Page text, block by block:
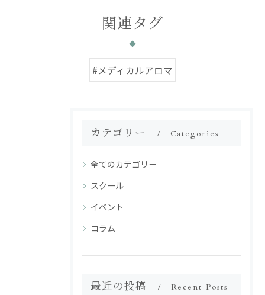
関連タグ
#メディカルアロマ
カテゴリー Categories
全てのカテゴリー
スクール
イベント
コラム
最近の投稿 Recent Posts